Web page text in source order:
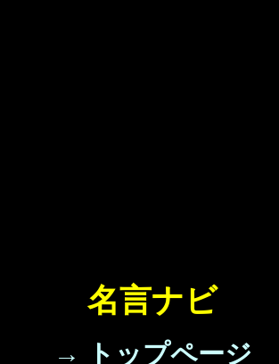
名言ナビ
→ トップページ